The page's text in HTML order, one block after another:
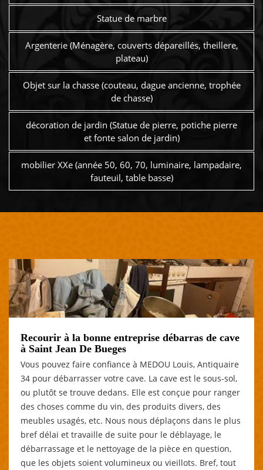
Statue de marbre
Argenterie (Ménagère, couverts dépareillés, theillere,
plateau)
Objet sur la chasse (couteau, dague ancienne, trophée
de chasse)
décoration de jardin (Statue de pierre, potiche pierre
et fonte salon de jardin)
mobilier XXe (année 50, 60, 70, luminaire, lampadaire,
fauteuil, table basse)
Recourir à la bonne entreprise débarras de cave
à Saint Jean De Bueges
Vous pouvez faire confiance à MEDOU Louis, Antiquaire
34 pour débarrasser votre cave. La cave est le sous-sol,
ou plutôt se trouve dedans. Elle est conçue pour ranger
des choses comme du vin, des produits divers, des
meubles usagés, etc. Nous nous déplaçons dans le plus
bref délai et travaille de suite pour le déblayage, le
débarrassage et le nettoyage de la pièce en question,
que les objets soient volumineux ou vieillots. Bref, tout